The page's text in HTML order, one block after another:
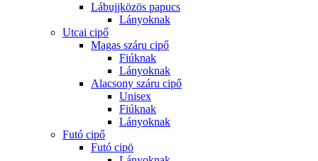
Lábujjközös papucs
Lányoknak
Utcai cipő
Magas száru cipő
Fiúknak
Lányoknak
Alacsony száru cipő
Unisex
Fiúknak
Lányoknak
Futó cipő
Futó cipö